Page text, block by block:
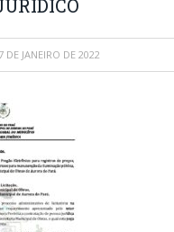
DE JANEIRO DE 2022